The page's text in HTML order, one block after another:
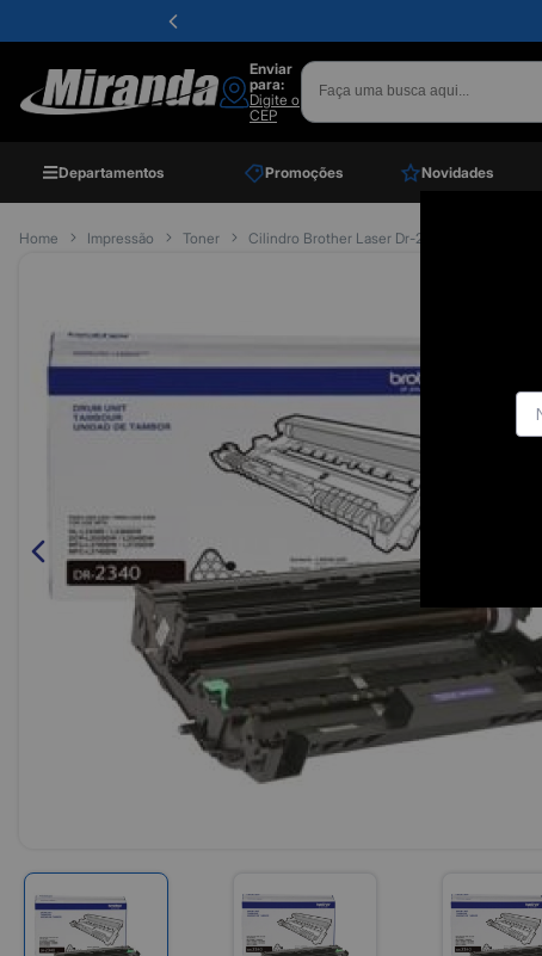
Enviar
para:
Digite o
CEP
Departamentos Promoções Novidades
Home Impressão Toner Cilindro Brother Laser Dr-2340